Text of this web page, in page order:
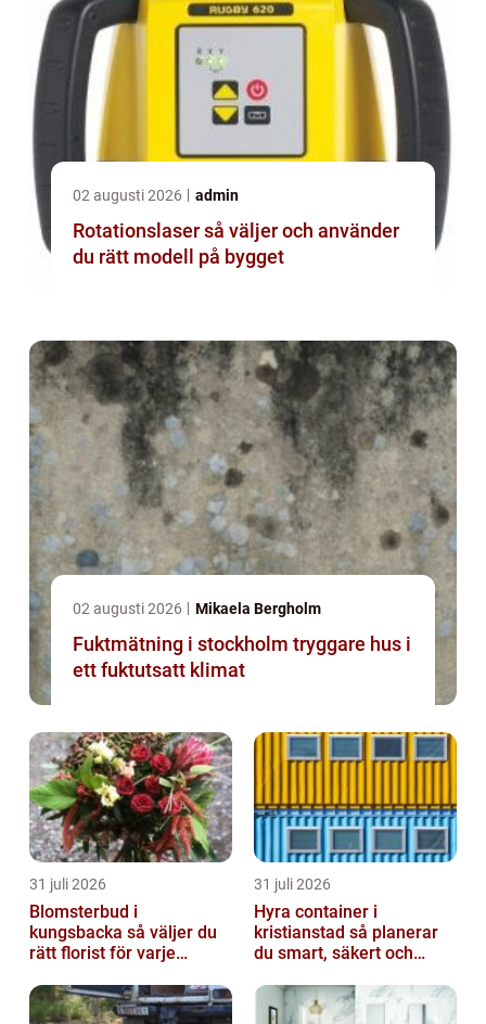
02 augusti 2026 admin
Rotationslaser så väljer och använder
du rätt modell på bygget
02 augusti 2026 Mikaela Bergholm
Fuktmätning i stockholm tryggare hus i
ett fuktutsatt klimat
31 juli 2026
Blomsterbud i
kungsbacka så väljer du
rätt florist för varje
31 juli 2026
Hyra container i
kristianstad så planerar
du smart, säkert och